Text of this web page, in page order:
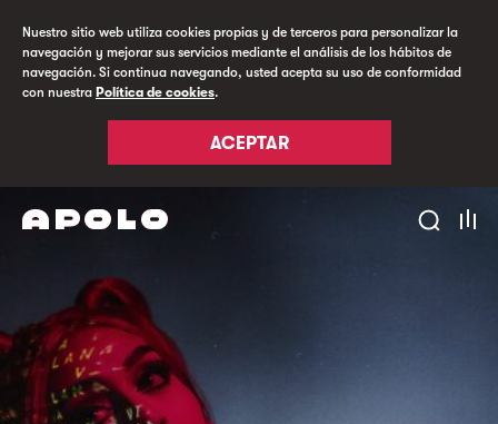
Nuestro sitio web utiliza cookies propias y de terceros para personalizar la
navegación y mejorar sus servicios mediante el análisis de los hábitos de
navegación. Si continua navegando, usted acepta su uso de conformidad
con nuestra Política de cookies.
ACEPTAR